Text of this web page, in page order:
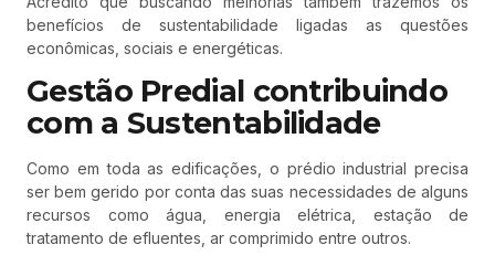
benefícios de sustentabilidade ligadas as questões
econômicas, sociais e energéticas.
Gestão Predial contribuindo
com a Sustentabilidade
Como em toda as edificações, o prédio industrial precisa
ser bem gerido por conta das suas necessidades de alguns
recursos como água, energia elétrica, estação de
tratamento de efluentes, ar comprimido entre outros.